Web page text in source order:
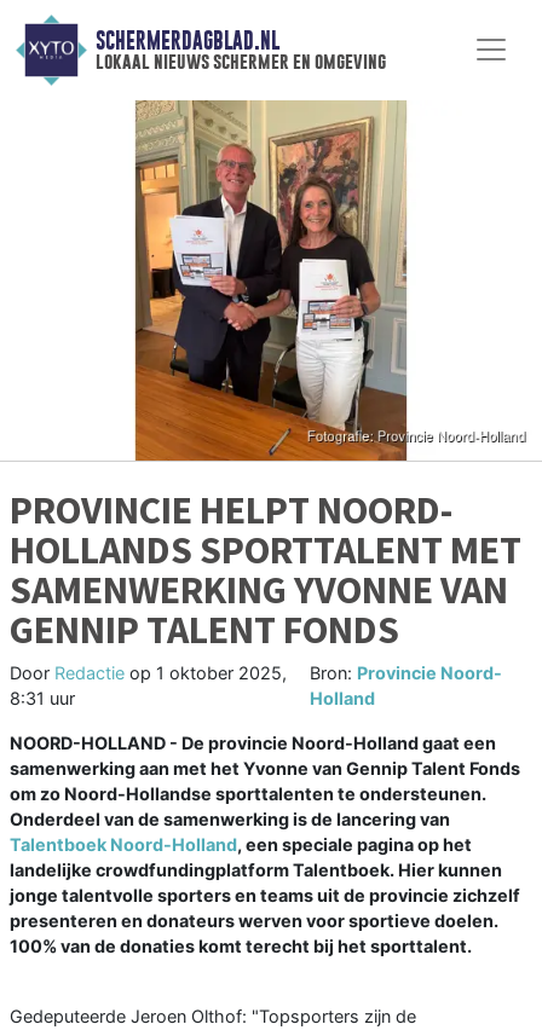
SCHERMERDAGBLAD.NL
lokaal nieuws schermer en omgeving
PROVINCIE HELPT NOORD-
HOLLANDS SPORTTALENT MET
SAMENWERKING YVONNE VAN
GENNIP TALENT FONDS
Door Redactie op 1 oktober 2025,
8:31 uur
Bron: Provincie Noord-
Holland
NOORD-HOLLAND - De provincie Noord-Holland gaat een
samenwerking aan met het Yvonne van Gennip Talent Fonds
om zo Noord-Hollandse sporttalenten te ondersteunen.
Onderdeel van de samenwerking is de lancering van
Talentboek Noord-Holland, een speciale pagina op het
landelijke crowdfundingplatform Talentboek. Hier kunnen
jonge talentvolle sporters en teams uit de provincie zichzelf
presenteren en donateurs werven voor sportieve doelen.
100% van de donaties komt terecht bij het sporttalent.
Gedeputeerde Jeroen Olthof: "Topsporters zijn de